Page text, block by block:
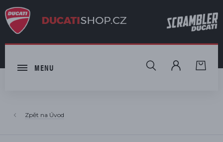
MENU HLEDAT
Úvod